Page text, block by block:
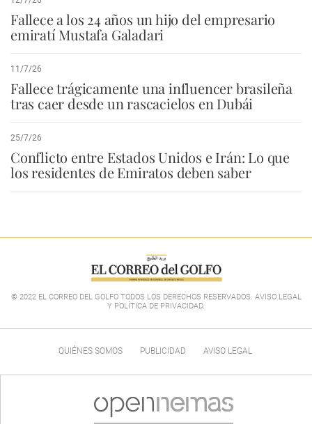
Fallece a los 24 años un hijo del empresario
emiratí Mustafa Galadari
11/7/26
Fallece trágicamente una influencer brasileña
tras caer desde un rascacielos en Dubái
25/7/26
Conflicto entre Estados Unidos e Irán: Lo que
los residentes de Emiratos deben saber
© 2022 EL CORREO DEL GOLFO TODOS LOS DERECHOS RESERVADOS. AVISO LEGAL
Y POLÍTICA DE PRIVACIDAD.
QUIÉNES SOMOS PUBLICIDAD AVISO LEGAL